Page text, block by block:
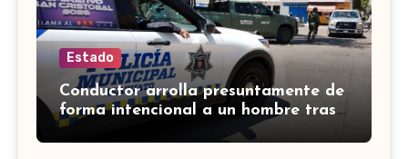
Estado
Conductor arrolla presuntamente de
forma intencional a un hombre tras
una riña en Celaya